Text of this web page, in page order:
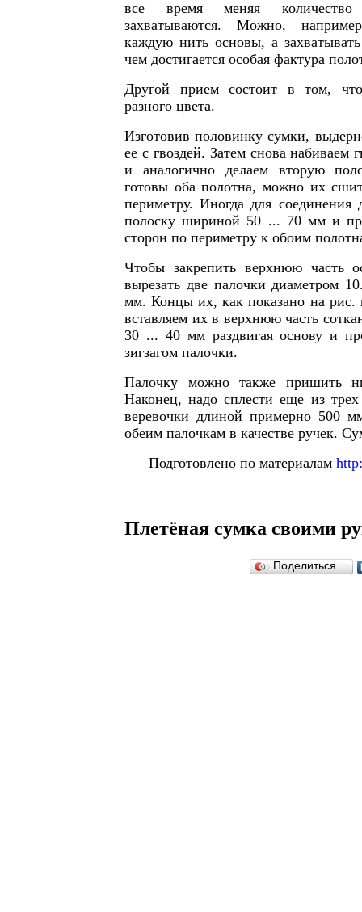
все время меняя
захватываются. Можно,
каждую нить основы, а
чем достигается особая фактура
Другой прием состоит в том,
разного цвета.
Изготовив половинку сумки,
ее с гвоздей. Затем снова набиваем
и аналогично делаем вторую
готовы оба полотна, можно их
периметру. Иногда для соединения
полоску шириной 50 ... 70 мм и
сторон по периметру к обоим
Чтобы закрепить верхнюю часть
вырезать две палочки диаметром
мм. Концы их, как показано на рис.
вставляем их в верхнюю часть
30 ... 40 мм раздвигая основу и
зигзагом палочки.
Палочку можно также пришить
Наконец, надо сплести еще из
веревочки длиной примерно 500
обеим палочкам в качестве ручек.
Подготовлено по материалам
Плетёная сумка своими
Поделиться…